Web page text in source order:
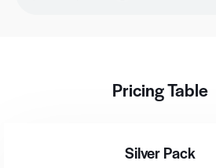
Pricing Table
Silver Pack